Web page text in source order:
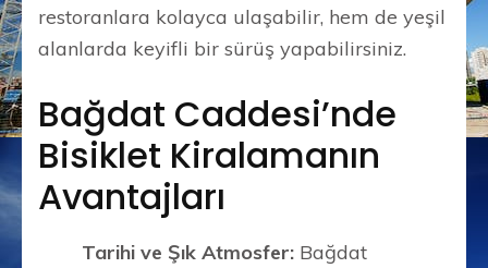
restoranlara kolayca ulaşabilir, hem de yeşil
alanlarda keyifli bir sürüş yapabilirsiniz.
Bağdat Caddesi’nde
Bisiklet Kiralamanın
Avantajları
Tarihi ve Şık Atmosfer: Bağdat